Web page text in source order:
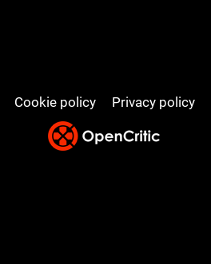
Cookie policy Privacy policy